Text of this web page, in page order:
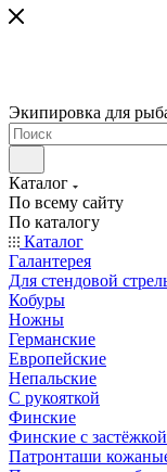
Экипировка для
Каталог
По всему сайту
По каталогу
Каталог
Галантерея
Для стендовой
Кобуры
Ножны
Германские
Европейские
Непальские
С рукояткой
Финские
Финские с застёжкой
Патронташи